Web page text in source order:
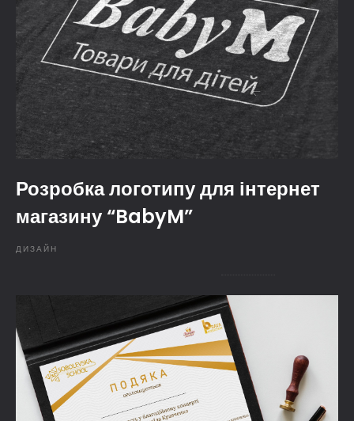
Розробка логотипу для інтернет
магазину “BabyM”
ДИЗАЙН